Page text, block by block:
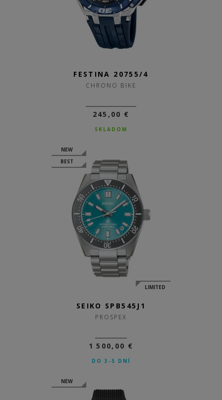
FESTINA 20755/4
CHRONO BIKE
245,00 €
SKLADOM
NEW
BEST
LIMITED
SEIKO SPB545J1
PROSPEX
1 500,00 €
DO 3-5 DNÍ
NEW